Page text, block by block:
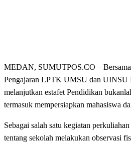
MEDAN, SUMUTPOS.CO – Bersama
Pengajaran LPTK UMSU dan UINSU
melanjutkan estafet Pendidikan
termasuk mempersiapkan mahasiswa
Sebagai salah satu kegiatan
tentang sekolah melakukan observasi